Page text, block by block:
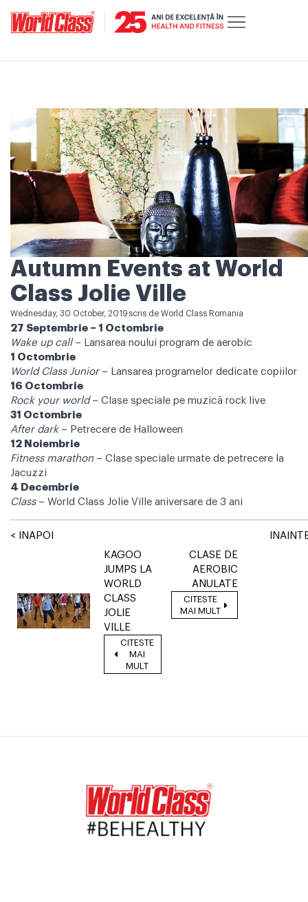
Autumn Events at World
Class Jolie Ville
Wednesday, 30 October, 2019 scris de World Class Romania
27 Septembrie – 1 Octombrie
Wake up call– Lansarea noului program de aerobic
1 Octombrie
World Class Junior– Lansarea programelor dedicate copiilor
16 Octombrie
Rock your world– Clase speciale pe muzică rock live
31 Octombrie
After dark– Petrecere de Halloween
12 Noiembrie
Fitness marathon – Clase speciale urmate de petrecere la
Jacuzzi
4 Decembrie
Class– World Class Jolie Ville aniversare de 3 ani
< INAPOI
KAGOO
JUMPS LA
WORLD
CLASS
JOLIE
VILLE
CITESTE
MAI
MULT
CLASE DE
AEROBIC
ANULATE
CITESTE
MAI MULT